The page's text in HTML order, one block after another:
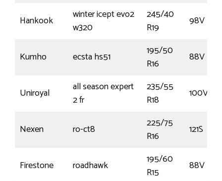
Hankook
winter icept evo2
w320
245/40
R19
98V
Kumho ecsta hs51
195/50
R16
88V
Uniroyal
all season expert
2 fr
235/55
R18
100V
Nexen ro-ct8
225/75
R16
121S
Firestone roadhawk
195/60
R15
88V